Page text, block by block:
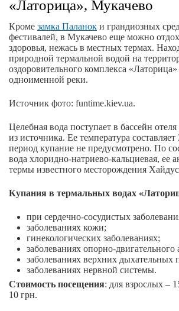
«Латорица», Мукачево
Кроме замка Паланок и грандиозных
фестивалей, в Мукачево еще можно
здоровья, нежась в местных термах.
природной термальной водой на
оздоровительного комплекса «Латорица»
одноименной реки.
Источник фото: funtime.kiev.ua.
Целебная вода поступает в бассейн
из источника. Ее температура
период купание не предусмотрено. По
вода хлоридно-натриево-кальциевая, ее
термы известного месторождения
Купания в термальных водах
при сердечно-сосудистых
заболеваниях кожи;
гинекологических заболеваниях;
заболеваниях опорно-двигательного
заболеваниях верхних дыхательных
заболеваниях нервной системы.
Стоимость посещения: для взрослых –
10 грн.